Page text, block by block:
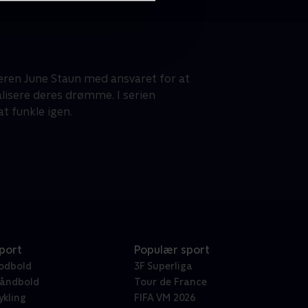
June Staun med ansvaret for at
deres drømme. I serien
funkle igen.
Populær sport
3F Superliga
Tour de France
FIFA VM 2026